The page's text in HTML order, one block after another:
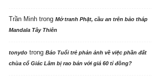
Trần Minhtrong Mở tranh Phật, cầu an trên bảo tháp
Mandala Tây Thiên
tonydotrong Báo Tuổi trẻ phản ảnh về việc phần đất
chùa cổ Giác Lâm bị rao bán với giá 60 tỉ đồng?